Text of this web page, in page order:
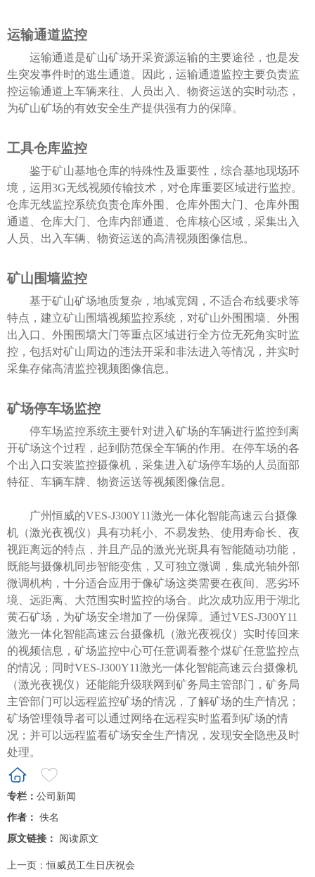
运输通道监控
运输通道是矿山矿场开采资源运输的主要途径，也是发
生突发事件时的逃生通道。因此，运输通道监控主要负责监
控运输通道上车辆来往、人员出入、物资运送的实时动态，
为矿山矿场的有效安全生产提供强有力的保障。
工具仓库监控
鉴于矿山基地仓库的特殊性及重要性，综合基地现场环
境，运用3G无线视频传输技术，对仓库重要区域进行监控。
仓库无线监控系统负责仓库外围、仓库外围大门、仓库外围
通道、仓库大门、仓库内部通道、仓库核心区域，采集出入
人员、出入车辆、物资运送的高清视频图像信息。
矿山围墙监控
基于矿山矿场地质复杂，地域宽阔，不适合布线要求等
特点，建立矿山围墙视频监控系统，对矿山外围围墙、外围
出入口、外围围墙大门等重点区域进行全方位无死角实时监
控，包括对矿山周边的违法开采和非法进入等情况，并实时
采集存储高清监控视频图像信息。
矿场停车场监控
停车场监控系统主要针对进入矿场的车辆进行监控到离
开矿场这个过程，起到防范保全车辆的作用。在停车场的各
个出入口安装监控摄像机，采集进入矿场停车场的人员面部
特征、车辆车牌、物资运送等视频图像信息。
广州恒威的VES-J300Y11激光一体化智能高速云台摄像
机（激光夜视仪）具有功耗小、不易发热、使用寿命长、夜
视距离远的特点，并且产品的激光光斑具有智能随动功能，
既能与摄像机同步智能变焦，又可独立微调，集成光轴外部
微调机构，十分适合应用于像矿场这类需要在夜间、恶劣环
境、远距离、大范围实时监控的场合。此次成功应用于湖北
黄石矿场，为矿场安全增加了一份保障。通过VES-J300Y11
激光一体化智能高速云台摄像机（激光夜视仪）实时传回来
的视频信息，矿场监控中心可任意调看整个煤矿任意监控点
的情况；同时VES-J300Y11激光一体化智能高速云台摄像机
（激光夜视仪）还能能升级联网到矿务局主管部门，矿务局
主管部门可以远程监控矿场的情况，了解矿场的生产情况；
矿场管理领导者可以通过网络在远程实时监看到矿场的情
况；并可以远程监看矿场安全生产情况，发现安全隐患及时
处理。
专栏： 公司新闻
作者： 佚名
原文链接：
阅读原文
上一页：恒威员工生日庆祝会